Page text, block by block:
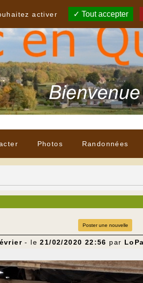
Photos Randonnées
Poster une nouvelle
- le21/02/2020 22:56 par
activer
Tout accepter